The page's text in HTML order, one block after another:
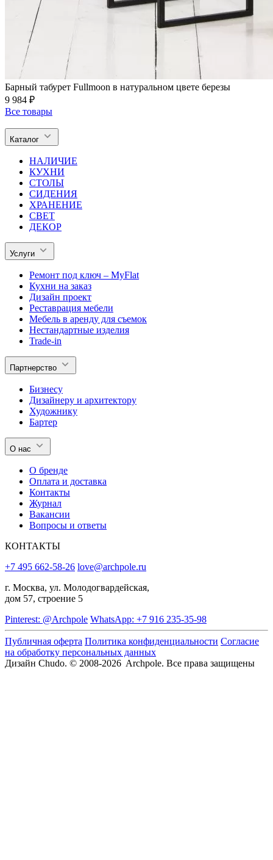
Барный табурет Fullmoon в натуральном цвете березы
9 984 ₽
Все товары
Каталог
НАЛИЧИЕ
КУХНИ
СТОЛЫ
СИДЕНИЯ
ХРАНЕНИЕ
СВЕТ
ДЕКОР
Услуги
Ремонт под ключ – MyFlat
Кухни на заказ
Дизайн проект
Реставрация мебели
Мебель в аренду для съемок
Нестандартные изделия
Trade-in
Партнерство
Бизнесу
Дизайнеру и архитектору
Художнику
Бартер
О нас
О бренде
Оплата и доставка
Контакты
Журнал
Вакансии
Вопросы и ответы
КОНТАКТЫ
+7 495 662-58-26 love@archpole.ru
г. Москва, ул. Молодогвардейская,
дом 57, строение 5
Pinterest: @Archpole WhatsApp: +7 916 235-35-98
Публичная оферта Политика конфиденциальности Согласие
на обработку персональных данных
Дизайн Chudo. © 2008-2026 Archpole. Все права защищены